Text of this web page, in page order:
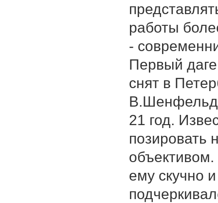
работы
-
Первый
снят в
21 год.
позировать
ему скучно